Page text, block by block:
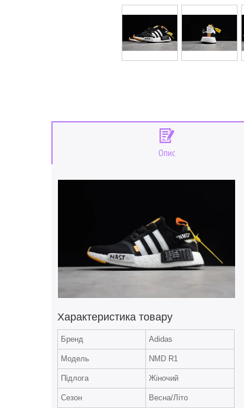
Опис
Характеристика товару
Бренд Adidas
Модель NMD R1
Підлога Жіночий
Сезон Весна/Літо